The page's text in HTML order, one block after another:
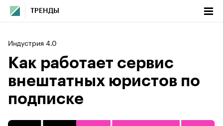
ТРЕНДЫ
Индустрия 4.0
Как работает сервис
внештатных юристов по
подписке